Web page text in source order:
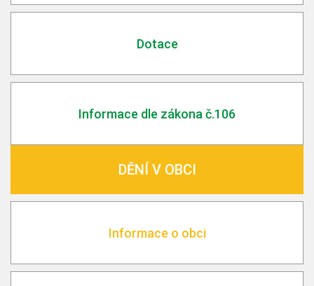
Dotace
Informace dle zákona č.106
DĚNÍ V OBCI
Informace o obci